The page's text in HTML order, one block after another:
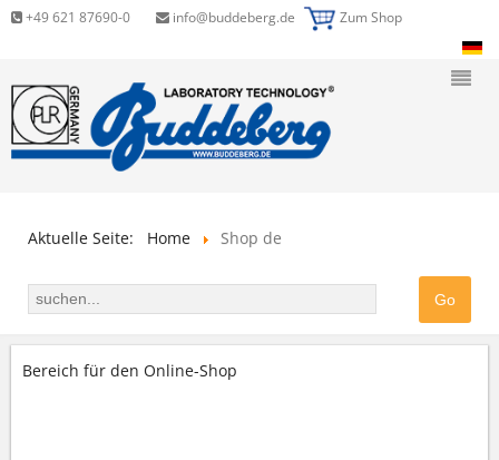
+49 621 87690-0 info@buddeberg.de Zum Shop
Aktuelle Seite: Home Shop de
Bereich für den Online-Shop